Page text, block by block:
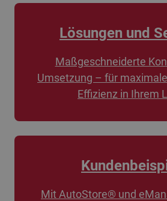
Lösungen und
Maßgeschneiderte
Umsetzung – für
Effizienz in Ihrem
Mit AutoStore® und